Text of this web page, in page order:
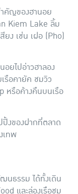
คัญของฮานอย
Kiem Lake ลิ้ม
ยง เช่น เฝอ (Pho)
อยไปอ่าวฮาลอง
รือคายัค ชมวิว
หรือค้างคืนบนเรือ
ปิ้งของฝากที่ตลาด
เทพ
นธรรม ได้ทั้งเดิน
และล่องเรือชม